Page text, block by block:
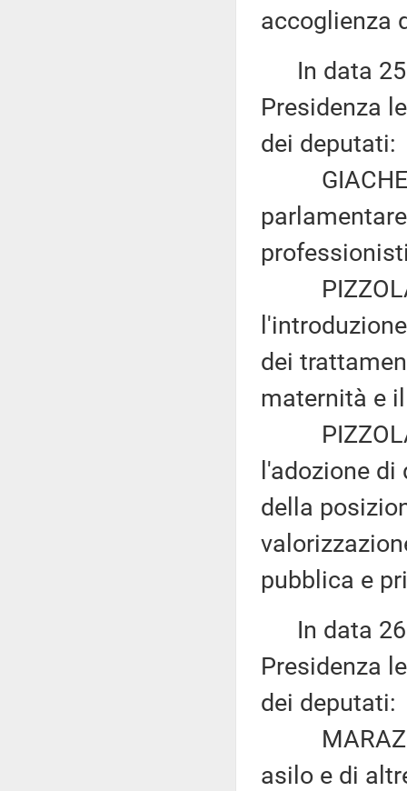
accoglienza
In data 25
Presidenza
dei deputati:
dei
maternità e
l'adozione
della
pubblica e
In data 26
Presidenza
dei deputati:
asilo e di